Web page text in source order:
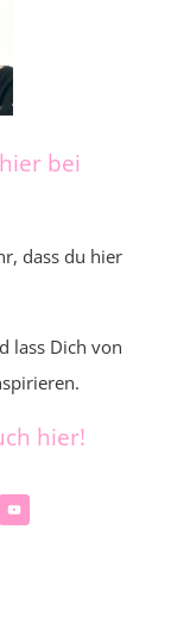
bei
dass du hier
lass Dich von
hier!